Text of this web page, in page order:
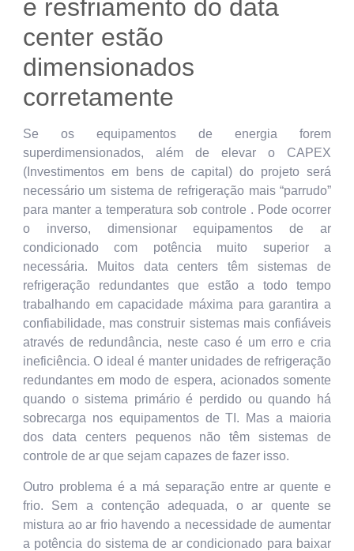
e resfriamento do data
center estão
dimensionados
corretamente
Se os equipamentos de energia forem
superdimensionados, além de elevar o CAPEX
(Investimentos em bens de capital) do projeto será
necessário um sistema de refrigeração mais “parrudo”
para manter a temperatura sob controle . Pode ocorrer
o inverso, dimensionar equipamentos de ar
condicionado com potência muito superior a
necessária. Muitos data centers têm sistemas de
refrigeração redundantes que estão a todo tempo
trabalhando em capacidade máxima para garantira a
confiabilidade, mas construir sistemas mais confiáveis
através de redundância, neste caso é um erro e cria
ineficiência. O ideal é manter unidades de refrigeração
redundantes em modo de espera, acionados somente
quando o sistema primário é perdido ou quando há
sobrecarga nos equipamentos de TI. Mas a maioria
dos data centers pequenos não têm sistemas de
controle de ar que sejam capazes de fazer isso.
Outro problema é a má separação entre ar quente e
frio. Sem a contenção adequada, o ar quente se
mistura ao ar frio havendo a necessidade de aumentar
a potência do sistema de ar condicionado para baixar